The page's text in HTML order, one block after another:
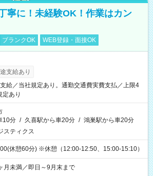
寧に！未経験OK！作業はカン
ブランクOK WEB登録・面接OK
支給あり
給／当社規定あり。通勤交通費実費支払／上限4
あり
10分 / 久喜駅から車20分 / 鴻巣駅から車20分
スティクス
休憩60分) ※休憩（12:00-12:50、15:00-15:10）
月未満／即日～9月末まで